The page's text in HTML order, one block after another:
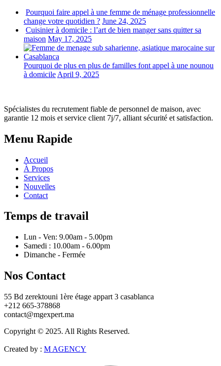
Pourquoi faire appel à une femme de ménage professionnelle
change votre quotidien ? June 24, 2025
Cuisinier à domicile : l’art de bien manger sans quitter sa
maison May 17, 2025
Pourquoi de plus en plus de familles font appel à une nounou
à domicile April 9, 2025
Spécialistes du recrutement fiable de personnel de maison, avec
garantie 12 mois et service client 7j/7, alliant sécurité et satisfaction.
Menu Rapide
Accueil
À Propos
Services
Nouvelles
Contact
Temps de travail
Lun - Ven: 9.00am - 5.00pm
Samedi : 10.00am - 6.00pm
Dimanche - Fermée
Nos Contact
55 Bd zerektouni 1ère étage appart 3 casablanca
+212 665-378868
contact@mgexpert.ma
Copyright © 2025. All Rights Reserved.
Created by : M AGENCY